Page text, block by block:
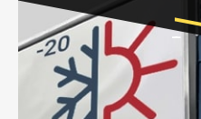
Газель (1,5 и 3
от